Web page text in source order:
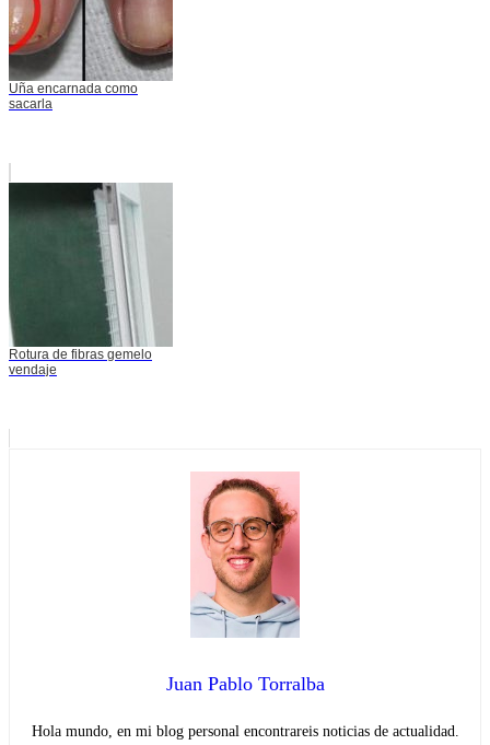
Uña encarnada como
sacarla
Rotura de fibras gemelo
vendaje
Juan Pablo Torralba
Hola mundo, en mi blog personal encontrareis noticias de actualidad.